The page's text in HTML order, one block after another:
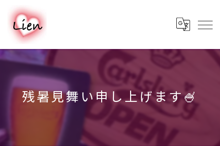
残暑見舞い申し上げます🍧